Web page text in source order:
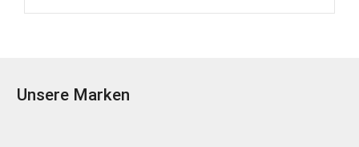
Unsere Marken